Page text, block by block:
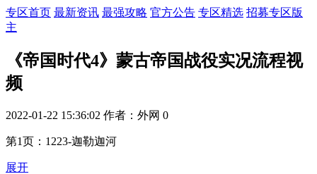
专区首页 最新资讯 最强攻略 官方公告 专区精选 招募专区版
主
《帝国时代4》蒙古帝国战役实况流程视
频
2022-01-22 15:36:02 作者：外网 0
第1页：1223-迦勒迦河
展开